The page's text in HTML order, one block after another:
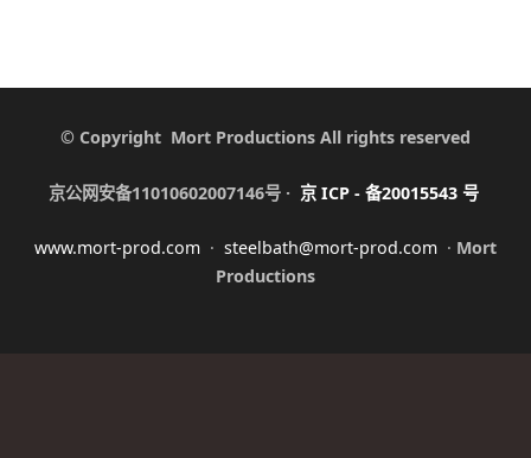
© Copyright Mort Productions All rights reserved
京公网安备11010602007146号 · 京ICP - 备20015543 号
www.mort-prod.com · steelbath@mort-prod.com · Mort
Productions